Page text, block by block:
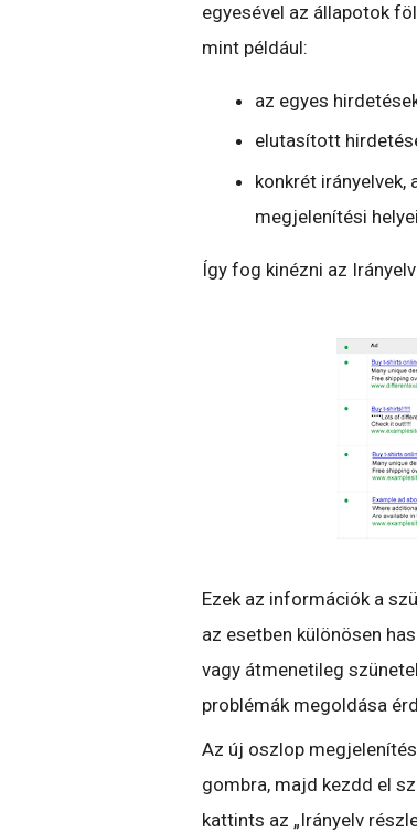
egyesével az állapotok
mint például:
az egyes
elutasított
konkrét
megjelenítési
Így fog kinézni az
Ezek az információk a
az esetben különösen
vagy átmenetileg
problémák megoldása
Az új oszlop
gombra, majd kezdd el
kattints az „Irányelv